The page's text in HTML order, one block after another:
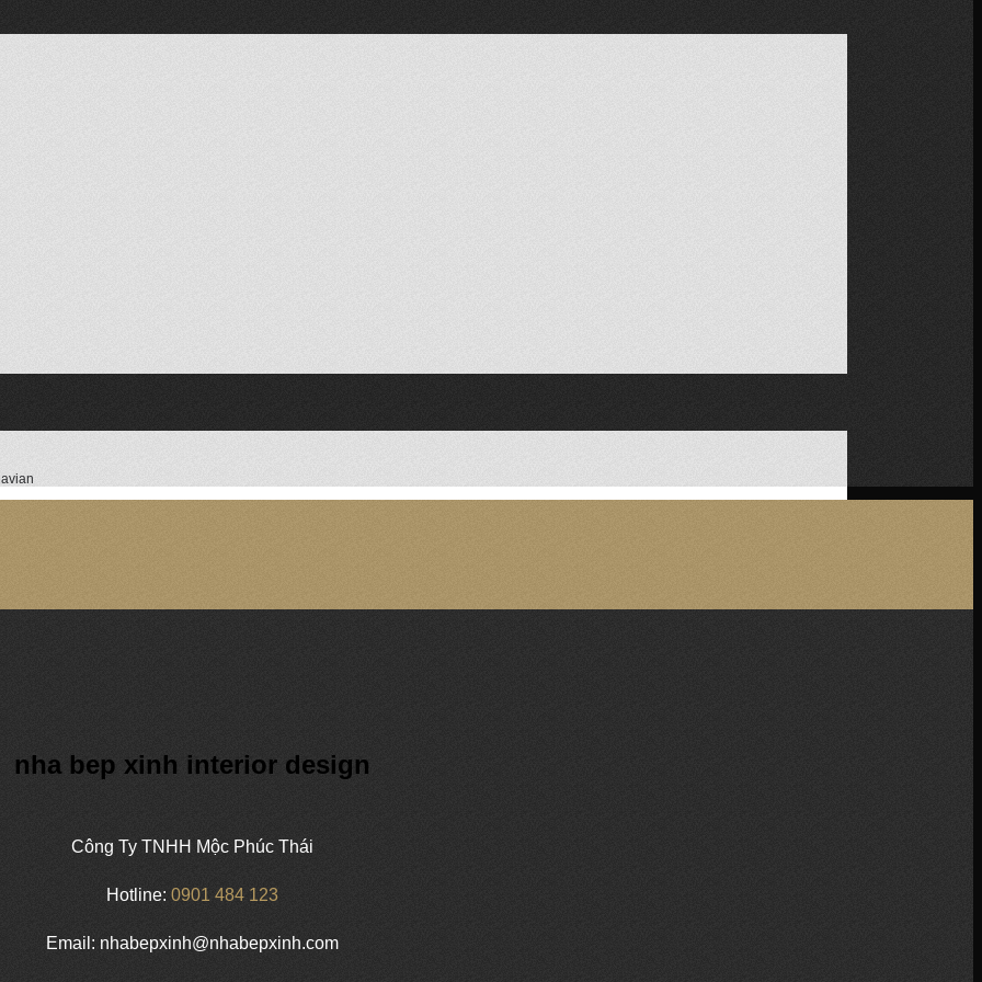
nha bep xinh interior design
Công Ty TNHH Mộc Phúc Thái
Hotline: 0901 484 123
Email: nhabepxinh@nhabepxinh.com